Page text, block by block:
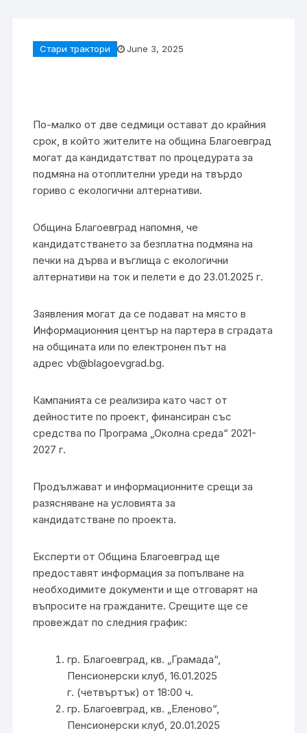
Стари трактори June 3, 2025
По-малко от две седмици остават до крайния
срок, в който жителите на община Благоевград
могат да кандидатстват по процедурата за
подмяна на отоплителни уреди на твърдо
гориво с екологични алтернативи.
Община Благоевград напомня, че
кандидатстването за безплатна подмяна на
печки на дърва и въглища с екологични
алтернативи на ток и пелети е до 23.01.2025 г.
Заявления могат да се подават на място в
Информационния център на партера в сградата
на общината или по електронен път на
адресvb@blagoevgrad.bg.
Кампанията се реализира като част от
дейностите по проект, финансиран със
средства по Програма „Околна среда“ 2021-
2027 г.
Продължават и информационните срещи за
разясняване на условията за
кандидатстване по проекта.
Експерти от Община Благоевград ще
предоставят информация за попълване на
необходимите документи и ще отговарят на
въпросите на гражданите. Срещите ще се
провеждат по следния график:
гр. Благоевград, кв. „Грамада“,
Пенсионерски клуб, 16.01.2025
г. (четвъртък) от 18:00 ч.
гр. Благоевград, кв. „Еленово“,
Пенсионерски клуб, 20.01.2025